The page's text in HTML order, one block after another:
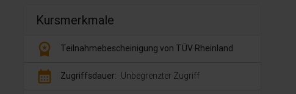
Kursmerkmale
workspace_premium Teilnahmebescheinigung von TÜV Rheinland
calendar_month Zugriffsdauer: Unbegrenzter Zugriff